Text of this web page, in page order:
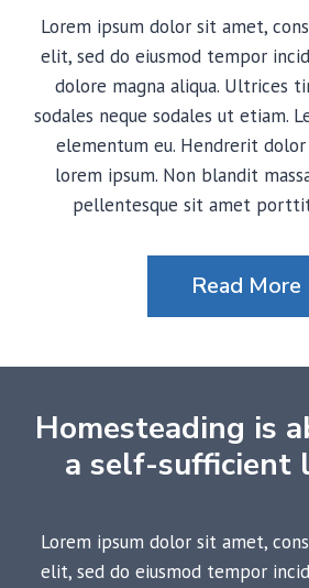
Lorem ipsum dolor sit amet,
elit, sed do eiusmod tempor
dolore magna aliqua. Ultrices
sodales neque sodales ut etiam.
elementum eu. Hendrerit
lorem ipsum. Non blandit
pellentesque sit amet
Read More
Homesteading is
a self-sufficient
Lorem ipsum dolor sit amet,
elit, sed do eiusmod tempor